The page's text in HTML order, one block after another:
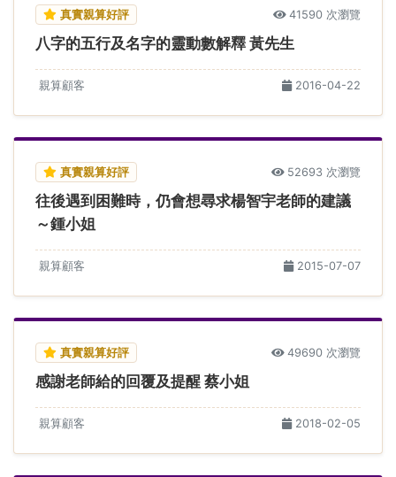
真實親算好評 41590 次瀏覽
八字的五行及名字的靈動數解釋 黃先生
親算顧客 2016-04-22
真實親算好評 52693 次瀏覽
往後遇到困難時，仍會想尋求楊智宇老師的建議
～鍾小姐
親算顧客 2015-07-07
真實親算好評 49690 次瀏覽
感謝老師給的回覆及提醒 蔡小姐
親算顧客 2018-02-05